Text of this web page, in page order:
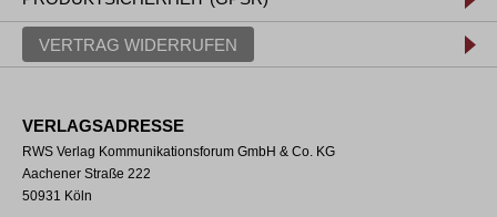
VERTRAG WIDERRUFEN
VERLAGSADRESSE
RWS Verlag Kommunikationsforum GmbH & Co. KG
Aachener Straße 222
50931 Köln